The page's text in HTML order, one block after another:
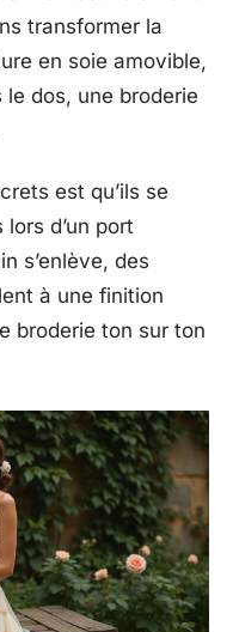
transformer la
en soie amovible,
dos, une broderie
est qu’ils se
d’un port
s’enlève, des
à une finition
broderie ton sur ton